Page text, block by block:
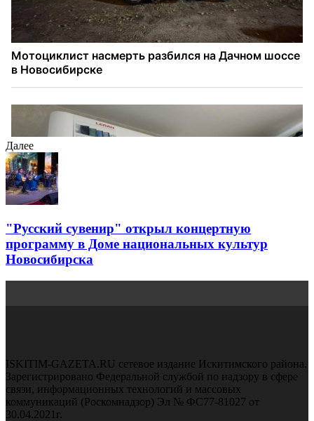
Далее
"Русский сувенир" открыл концертную
программу в Доме национальных культур
Новосибирска
ISKITIM-GAZETA.RU сетевое издание Искитимского района.
Зарегистрировано Федеральной службой по надзору в сфере
связи, информационных технологий и массовых
коммуникаций (Роскомнадзор) Эл № ФС77-81027 от
30.04.2021г.